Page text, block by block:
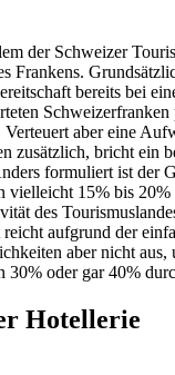
der Schweizer
Frankens.
bereits bei
Schweizerfranken
Verteuert aber eine
zusätzlich, bricht ein
formuliert ist der
vielleicht 15% bis
des
aufgrund der
aber nicht aus,
30% oder gar 40%
Hotellerie